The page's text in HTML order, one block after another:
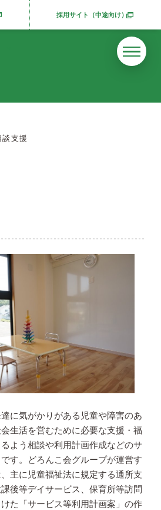
開きます 採用サイト（中途向け）別ウィンドウで開きま
談支援
達に気がかりがある児童や障害のあ
生活を営むために必要な支援・福
よう相談や利用計画作成などのサ
す。どろんこ会グループが運営す
主に児童福祉法に規定する通所支
後等デイサービス、保育所等訪問
た「サービス等利用計画案」の作